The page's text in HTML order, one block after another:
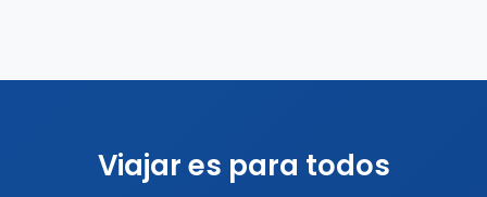
Viajar es para todos